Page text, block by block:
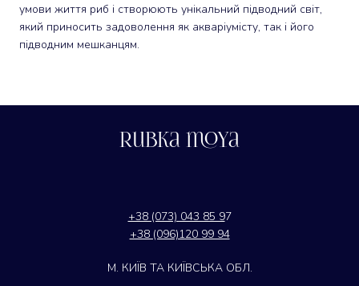
умови життя риб і створюють унікальний підводний світ,
який приносить задоволення як акваріумісту, так і його
підводним мешканцям.
Rubka moya
+38 (073) 043 85 97
+38 (096)120 99 94
М. КИЇВ ТА КИЇВСЬКА ОБЛ.